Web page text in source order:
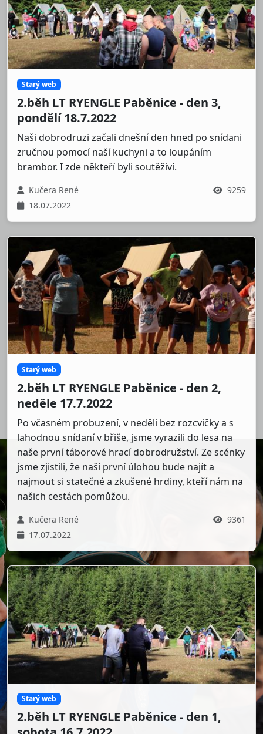
Starý web
2.běh LT RYENGLE Paběnice - den 3,
pondělí 18.7.2022
Naši dobrodruzi začali dnešní den hned po snídani
zručnou pomocí naší kuchyni a to loupáním
brambor. I zde někteří byli soutěživí.
Kučera René
9259
18.07.2022
Starý web
2.běh LT RYENGLE Paběnice - den 2,
neděle 17.7.2022
Po včasném probuzení, v neděli bez rozcvičky a s
lahodnou snídaní v břiše, jsme vyrazili do lesa na
naše první táborové hrací dobrodružství. Ze scénky
jsme zjistili, že naší první úlohou bude najít a
najmout si statečné a zkušené hrdiny, kteří nám na
našich cestách pomůžou.
Kučera René
9361
17.07.2022
Starý web
2.běh LT RYENGLE Paběnice - den 1,